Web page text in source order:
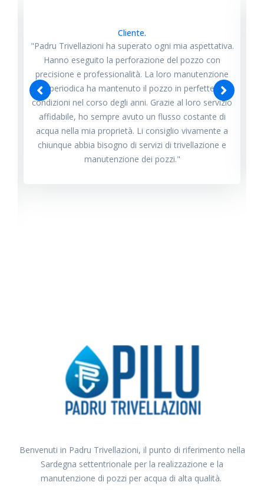
"Sono rimasto estremamente soddisfatto del servizio
di manutenzione offerto da Padru Trivellazioni. Il loro
team è competente e cortese, e hanno risolto
prontamente tutti i problemi che ho avuto con il mio
pozzo. Grazie al loro intervento tempestivo, il mio
sistema idrico è sempre stato efficiente e senza
intoppi. Li raccomando a chiunque abbia bisogno di
servizi di manutenzione per pozzi d'acqua."
Cliente.
Sardegna settentrionale per la realizzazione e la
manutenzione di pozzi per acqua di alta qualità.